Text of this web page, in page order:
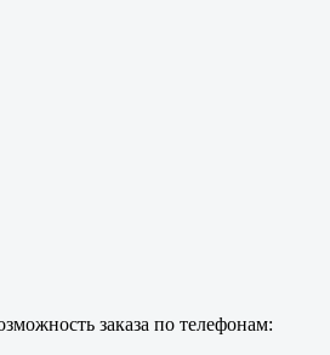
заказа по телефонам: